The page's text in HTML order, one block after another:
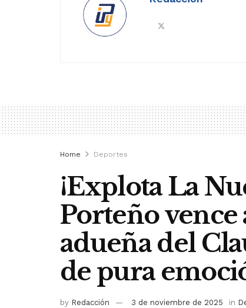
Home Deportes
¡Explota La
Porteño vence
adueña del
de pura
by Redacción 3 de noviembre de 2025 in